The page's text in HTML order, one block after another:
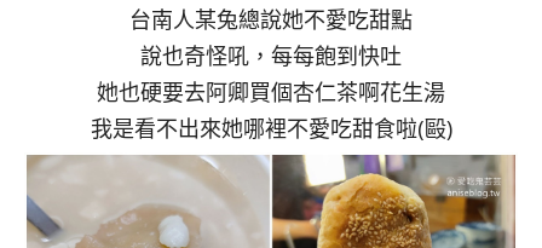
台南人某兔總說她不愛吃甜點
說也奇怪吼，每每飽到快吐
她也硬要去阿卿買個杏仁茶啊花生湯
我是看不出來她哪裡不愛吃甜食啦(毆)